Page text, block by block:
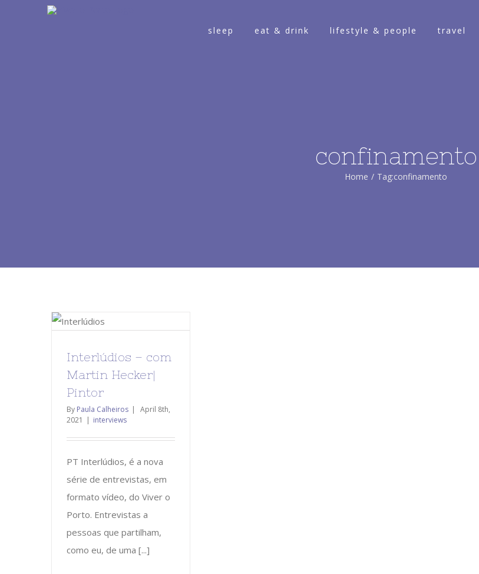
sleep eat & drink lifestyle & people travel
confinamento
Home / Tag:confinamento
Interlúdios – com
Martin Hecker|
Pintor
By Paula Calheiros |
April 8th,
2021
| interviews
PT Interlúdios, é a nova
série de entrevistas, em
formato vídeo, do Viver o
Porto. Entrevistas a
pessoas que partilham,
como eu, de uma [...]